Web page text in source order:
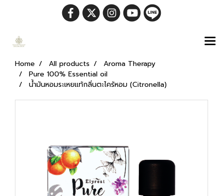
Home All products
Aroma Therapy
Pure 100% Essential oil
น้ำมันหอมระเหยแท้กลิ่นตะไคร้หอม (Citronella)